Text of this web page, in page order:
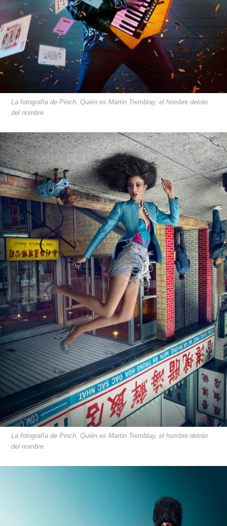
La fotografía de Pinch. Quién es Martin Tremblay, el hombre detrás
del nombre
La fotografía de Pinch. Quién es Martin Tremblay, el hombre detrás
del nombre